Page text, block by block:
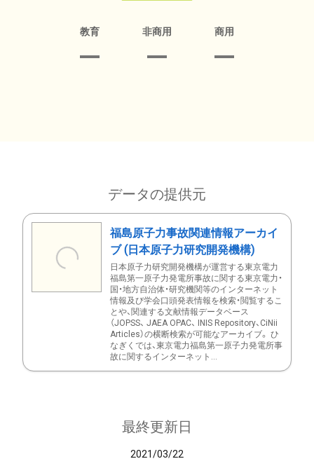
教育 非商用 商用
データの提供元
福島原子力事故関連情報アーカイ
ブ (日本原子力研究開発機構)
日本原子力研究開発機構が運営する東京電力
福島第一原子力発電所事故に関する東京電力・
国・地方自治体・研究機関等のインターネット
情報及び学会口頭発表情報を検索・閲覧するこ
とや、関連する文献情報データベース
（JOPSS、 JAEA OPAC、 INIS Repository、CiNii
Articles）の横断検索が可能なアーカイブ。 ひ
なぎくでは、東京電力福島第一原子力発電所事
故に関するインターネット...
最終更新日
2021/03/22